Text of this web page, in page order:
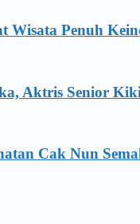
Wisata Penuh
Aktris Senior
Cak Nun